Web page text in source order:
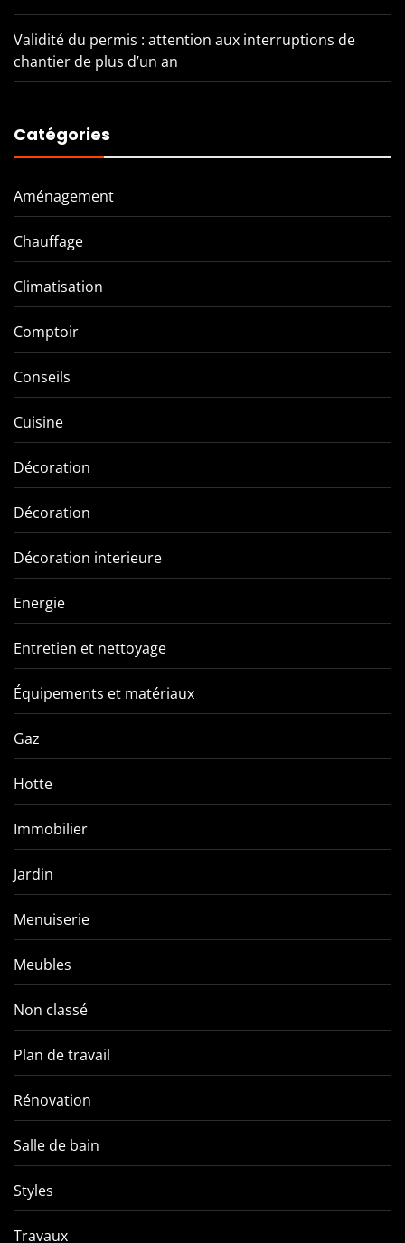
Validité du permis : attention aux interruptions de
chantier de plus d’un an
Catégories
Aménagement
Chauffage
Climatisation
Comptoir
Conseils
Cuisine
Décoration
Décoration
Décoration interieure
Energie
Entretien et nettoyage
Équipements et matériaux
Gaz
Hotte
Immobilier
Jardin
Menuiserie
Meubles
Non classé
Plan de travail
Rénovation
Salle de bain
Styles
Travaux